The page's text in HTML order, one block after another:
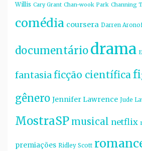
Willis Cary Grant Chan-wook Park Channing
comédia coursera Darren
documentáriodrama
fantasiaficção científica
gênero Jennifer Lawrence Jude
MostraSP musical netflix
premiações Ridley Scott